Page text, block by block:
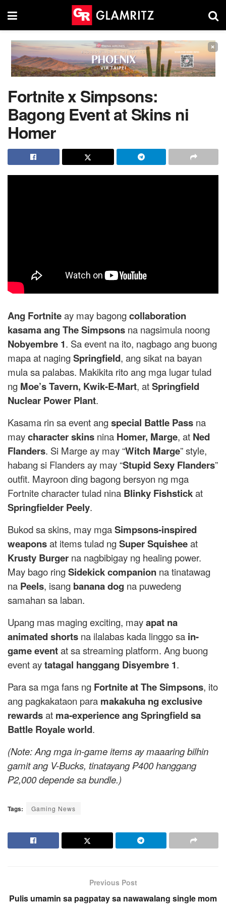
×
Fortnite x Simpsons:
Bagong Event at Skins ni
Homer
Ang Fortniteay may bagongcollaboration
kasama ang The Simpsons na nagsimula noong
Nobyembre 1. Sa event na ito, nagbago ang buong
mapa at nagingSpringfield, ang sikat na bayan
mula sa palabas. Makikita rito ang mga lugar tulad
ng Moe’s Tavern, Kwik-E-Mart, atSpringfield
Nuclear Power Plant.
Kasama rin sa event angspecial Battle Pass na
maycharacter skins nina Homer, Marge, at Ned
Flanders. Si Marge ay may “Witch Marge” style,
habang si Flanders ay may “Stupid Sexy Flanders”
outfit. Mayroon ding bagong bersyon ng mga
Fortnite character tulad nina Blinky Fishstickat
Springfielder Peely.
Bukod sa skins, may mgaSimpsons-inspired
weaponsat items tulad ngSuper Squisheeat
Krusty Burger na nagbibigay ng healing power.
May bago ringSidekick companion na tinatawag
na Peels, isang banana dog na puwedeng
samahan sa laban.
Upang mas maging exciting, mayapat na
animated shorts na ilalabas kada linggo sa in-
game eventat sa streaming platform. Ang buong
event aytatagal hanggang Disyembre 1.
Para sa mga fans ng Fortnite at The Simpsons, ito
ang pagkakataon para makakuha ng exclusive
rewardsat ma-experience ang Springfield sa
Battle Royale world.
(Note: Ang mga in-game items ay maaaring bilhin
gamit ang V-Bucks, tinatayang ₱400 hanggang
₱2,000 depende sa bundle.)
Tags: Gaming News
Previous Post
Pulis umamin sa pagpatay sa nawawalang single mom